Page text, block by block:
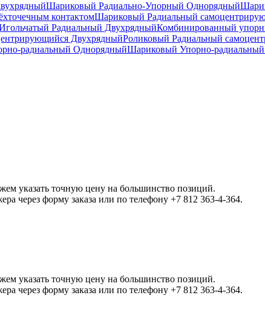
Шариковый Радиально-Упорный Однорядный
контактомШариковый Радиальный
Радиальный ДвухрядныйКомбинированный
ДвухрядныйРоликовый Радиальный
радиальный ОднорядныйШариковый Упорно-
указать точную цену на большинство позиций.
через форму заказа или по телефону +7 812 363-4-364.
указать точную цену на большинство позиций.
через форму заказа или по телефону +7 812 363-4-364.